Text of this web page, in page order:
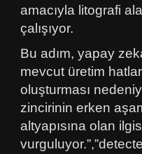
amacıyla litografi
çalışıyor.
Bu adım, yapay
mevcut üretim
oluşturması
zincirinin erken
altyapısına olan